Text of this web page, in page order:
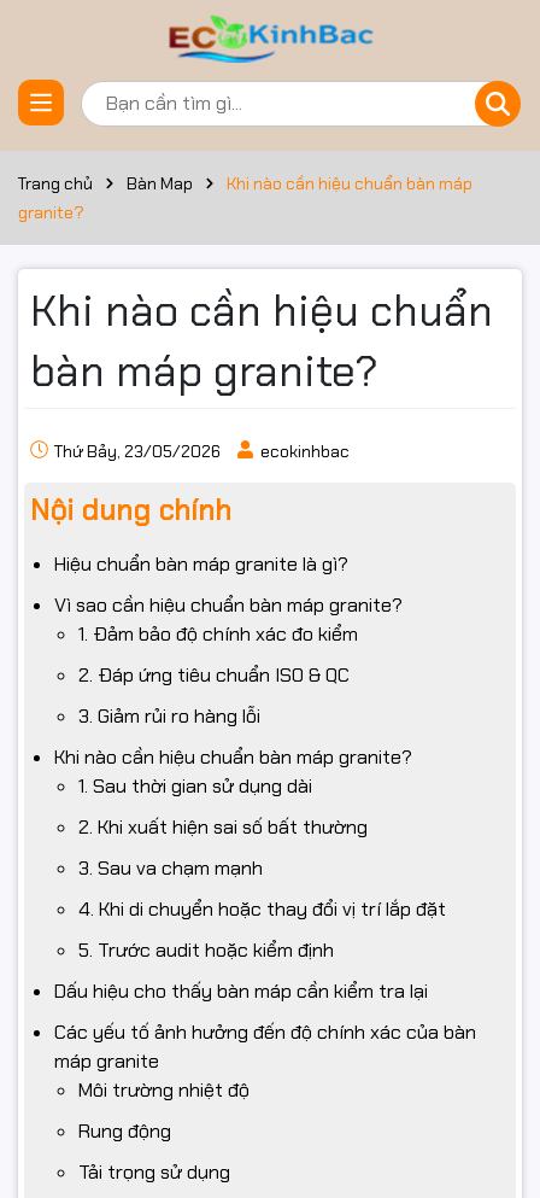
Trang chủ Bàn Map
Khi nào cần hiệu chuẩn bàn máp
granite?
Khi nào cần hiệu chuẩn
bàn máp granite?
Thứ Bảy, 23/05/2026 ecokinhbac
Nội dung chính
Hiệu chuẩn bàn máp granite là gì?
Vì sao cần hiệu chuẩn bàn máp granite?
1. Đảm bảo độ chính xác đo kiểm
2. Đáp ứng tiêu chuẩn ISO & QC
3. Giảm rủi ro hàng lỗi
Khi nào cần hiệu chuẩn bàn máp granite?
1. Sau thời gian sử dụng dài
2. Khi xuất hiện sai số bất thường
3. Sau va chạm mạnh
4. Khi di chuyển hoặc thay đổi vị trí lắp đặt
5. Trước audit hoặc kiểm định
Dấu hiệu cho thấy bàn máp cần kiểm tra lại
Các yếu tố ảnh hưởng đến độ chính xác của bàn
máp granite
Môi trường nhiệt độ
Rung động
Tải trọng sử dụng